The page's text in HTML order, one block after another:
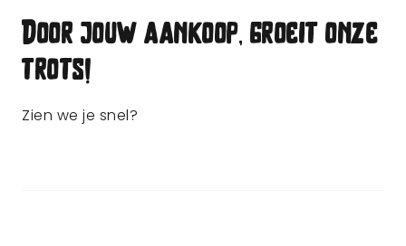
Door jouw aankoop, groeit onze
trots!
Zien we je snel?